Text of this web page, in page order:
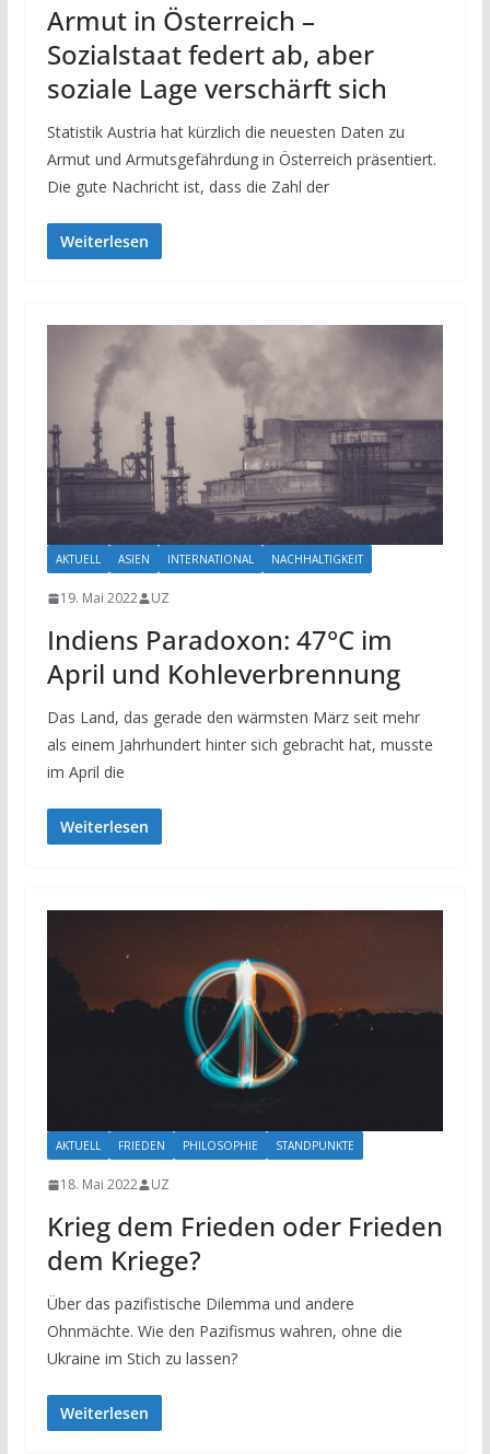
Armut in Österreich –
Sozialstaat federt ab, aber
soziale Lage verschärft sich
Statistik Austria hat kürzlich die neuesten Daten zu
Armut und Armutsgefährdung in Österreich präsentiert.
Die gute Nachricht ist, dass die Zahl der
Weiterlesen
AKTUELL ASIEN INTERNATIONAL NACHHALTIGKEIT
19. Mai 2022 UZ
Indiens Paradoxon: 47°C im
April und Kohleverbrennung
Das Land, das gerade den wärmsten März seit mehr
als einem Jahrhundert hinter sich gebracht hat, musste
im April die
Weiterlesen
AKTUELL FRIEDEN PHILOSOPHIE STANDPUNKTE
18. Mai 2022 UZ
Krieg dem Frieden oder Frieden
dem Kriege?
Über das pazifistische Dilemma und andere
Ohnmächte. Wie den Pazifismus wahren, ohne die
Ukraine im Stich zu lassen?
Weiterlesen